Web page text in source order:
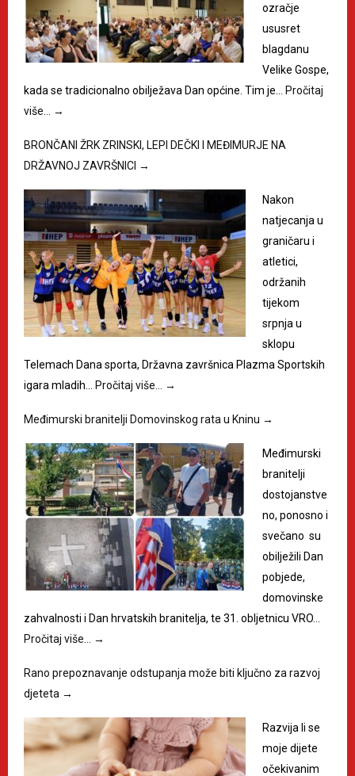
ozračje
ususret
blagdanu
Velike Gospe,
kada se tradicionalno obilježava Dan općine. Tim je…
Pročitaj
više…
→
BRONČANI ŽRK ZRINSKI, LEPI DEČKI I MEĐIMURJE NA
DRŽAVNOJ ZAVRŠNICI →
Nakon
natjecanja u
graničaru i
atletici,
održanih
tijekom
srpnja u
sklopu
Telemach Dana sporta, Državna završnica Plazma Sportskih
igara mladih…
Pročitaj više… →
Međimurski branitelji Domovinskog rata u Kninu →
Međimurski
branitelji
dostojanstve
no, ponosno i
svečano su
obilježili Dan
pobjede,
domovinske
zahvalnosti i Dan hrvatskih branitelja, te 31. obljetnicu VRO…
Pročitaj više…
→
Rano prepoznavanje odstupanja može biti ključno za razvoj
djeteta →
Razvija li se
moje dijete
očekivanim